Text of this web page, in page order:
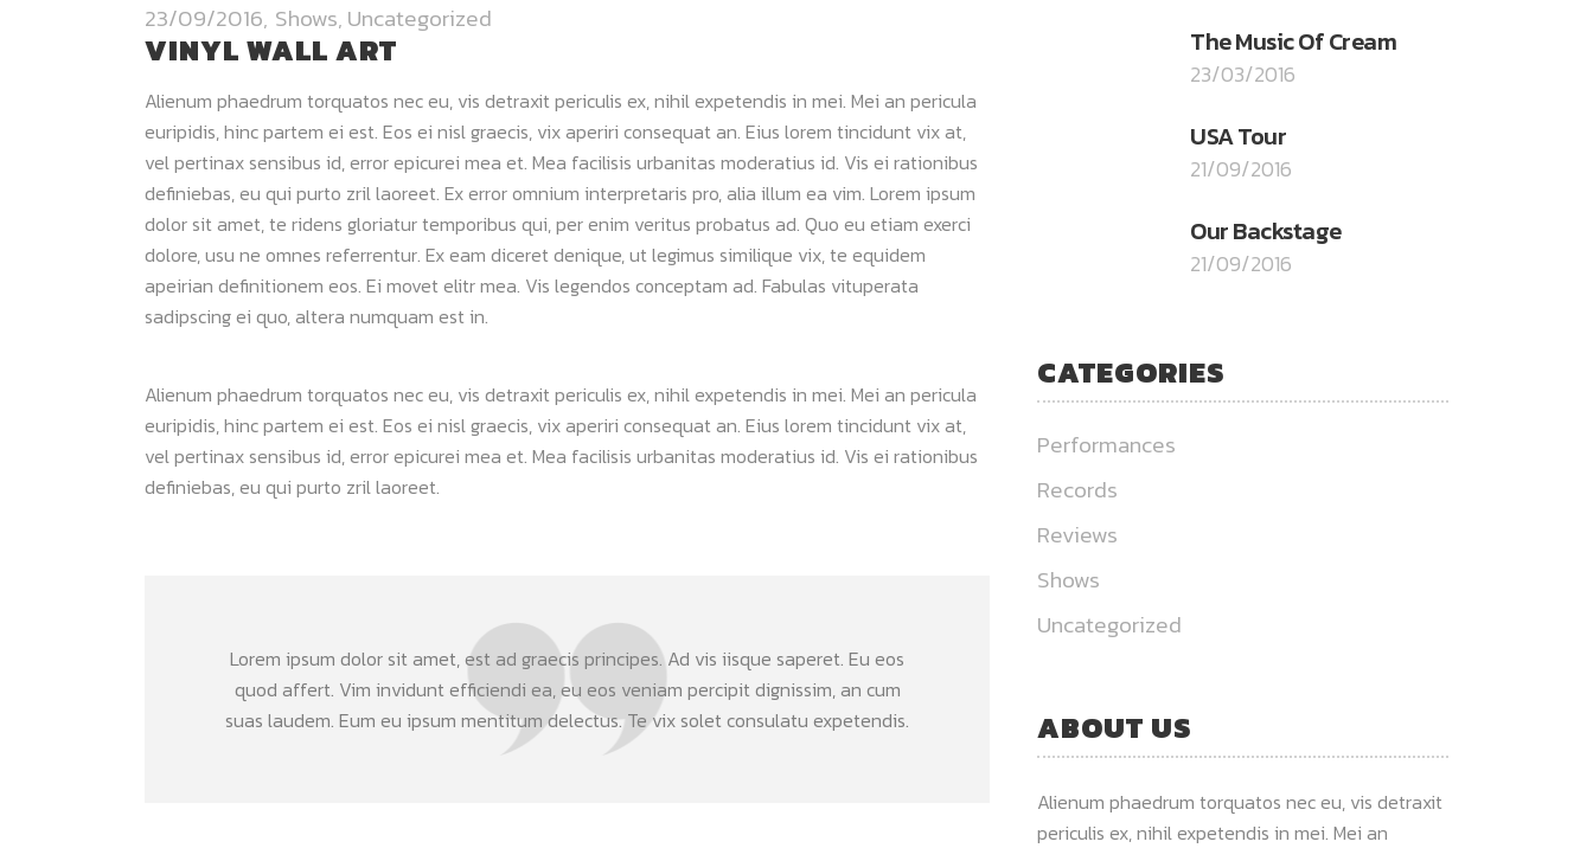
23/09/2016 Shows, Uncategorized
VINYL WALL ART
Alienum phaedrum torquatos nec eu, vis detraxit periculis ex, nihil expetendis in mei. Mei an pericula
euripidis, hinc partem ei est. Eos ei nisl graecis, vix aperiri consequat an. Eius lorem tincidunt vix at,
vel pertinax sensibus id, error epicurei mea et. Mea facilisis urbanitas moderatius id. Vis ei rationibus
definiebas, eu qui purto zril laoreet. Ex error omnium interpretaris pro, alia illum ea vim. Lorem ipsum
dolor sit amet, te ridens gloriatur temporibus qui, per enim veritus probatus ad. Quo eu etiam exerci
dolore, usu ne omnes referrentur. Ex eam diceret denique, ut legimus similique vix, te equidem
apeirian definitionem eos. Ei movet elitr mea. Vis legendos conceptam ad. Fabulas vituperata
sadipscing ei quo, altera numquam est in.
Alienum phaedrum torquatos nec eu, vis detraxit periculis ex, nihil expetendis in mei. Mei an pericula
euripidis, hinc partem ei est. Eos ei nisl graecis, vix aperiri consequat an. Eius lorem tincidunt vix at,
vel pertinax sensibus id, error epicurei mea et. Mea facilisis urbanitas moderatius id. Vis ei rationibus
definiebas, eu qui purto zril laoreet.
Lorem ipsum dolor sit amet, est ad graecis principes. Ad vis iisque saperet. Eu eos
quod affert. Vim invidunt efficiendi ea, eu eos veniam percipit dignissim, an cum
suas laudem. Eum eu ipsum mentitum delectus. Te vix solet consulatu expetendis.
The Music Of Cream
23/03/2016
USA Tour
21/09/2016
Our Backstage
21/09/2016
CATEGORIES
Performances
Records
Reviews
Shows
Uncategorized
ABOUT US
Alienum phaedrum torquatos nec eu, vis detraxit
periculis ex, nihil expetendis in mei. Mei an